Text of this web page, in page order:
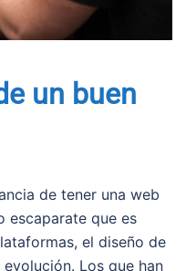
un buen
de tener una web
escaparate que es
el diseño de
Los que han